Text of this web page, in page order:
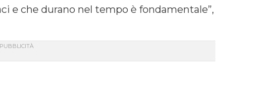
e che durano nel tempo è fondamentale”,